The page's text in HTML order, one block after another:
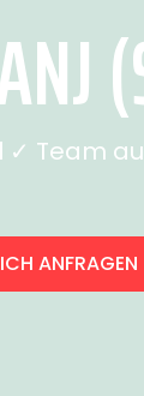
Team
ANFRAGEN